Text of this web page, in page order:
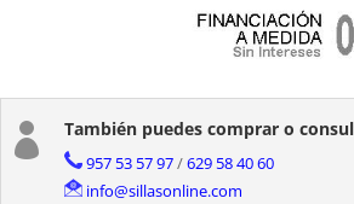
 También puedes comprar o
957 53 57 97/629 58 40 60
info@sillasonline.com